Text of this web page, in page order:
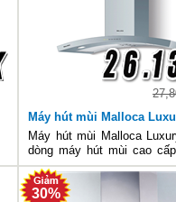
Máy hút mùi Malloca
Máy hút mùi Malloca
dòng máy hút mùi cao
suất lớn, vận hành êm ái,
và rất dễ dàng sử dụng.
nhiều người quan tâm.
30%